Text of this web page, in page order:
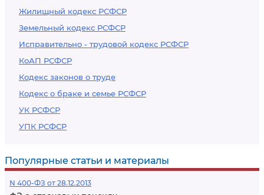
Жилищный кодекс РСФСР
Земельный кодекс РСФСР
Исправительно - трудовой кодекс РСФСР
КоАП РСФСР
Кодекс законов о труде
Кодекс о браке и семье РСФСР
УК РСФСР
УПК РСФСР
Популярные статьи и материалы
N 400-ФЗ от 28.12.2013